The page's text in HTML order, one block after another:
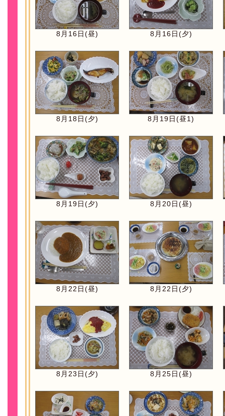
8月16日(昼) 8月16日(夕)
8月18日(夕) 8月19日(昼1)
8月19日(夕) 8月20日(昼)
8月22日(昼) 8月22日(夕)
8月23日(夕) 8月25日(昼)